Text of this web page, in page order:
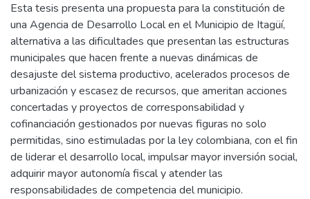
Esta tesis presenta una propuesta para la constitución de
una Agencia de Desarrollo Local en el Municipio de Itagüí,
alternativa a las dificultades que presentan las estructuras
municipales que hacen frente a nuevas dinámicas de
desajuste del sistema productivo, acelerados procesos de
urbanización y escasez de recursos, que ameritan acciones
concertadas y proyectos de corresponsabilidad y
cofinanciación gestionados por nuevas figuras no solo
permitidas, sino estimuladas por la ley colombiana, con el fin
de liderar el desarrollo local, impulsar mayor inversión social,
adquirir mayor autonomía fiscal y atender las
responsabilidades de competencia del municipio.